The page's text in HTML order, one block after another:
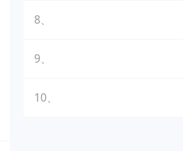
8、
9、
10、